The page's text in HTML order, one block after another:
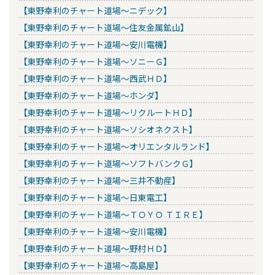
【東野幸利のチャート道場～ニデック】
【東野幸利のチャート道場～住友金属鉱山】
【東野幸利のチャート道場～安川電機】
【東野幸利のチャート道場～ソニーＧ】
【東野幸利のチャート道場～西武ＨＤ】
【東野幸利のチャート道場～ホンダ】
【東野幸利のチャート道場～リクルートＨＤ】
【東野幸利のチャート道場～ソシオネクスト】
【東野幸利のチャート道場～オリエンタルランド】
【東野幸利のチャート道場～ソフトバンクＧ】
【東野幸利のチャート道場～三井不動産】
【東野幸利のチャート道場～日東電工】
【東野幸利のチャート道場～ＴＯＹＯ ＴＩＲＥ】
【東野幸利のチャート道場～安川電機】
【東野幸利のチャート道場～野村ＨＤ】
【東野幸利のチャート道場～高島屋】